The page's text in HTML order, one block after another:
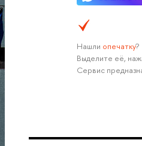
Нашли опечатку?
Выделите её,
Сервис